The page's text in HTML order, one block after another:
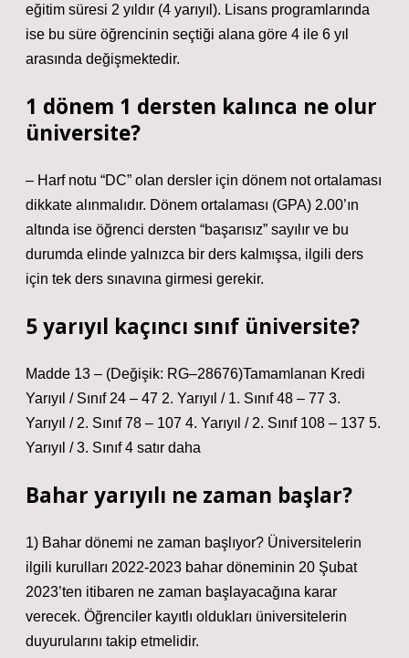
eğitim süresi 2 yıldır (4 yarıyıl). Lisans programlarında
ise bu süre öğrencinin seçtiği alana göre 4 ile 6 yıl
arasında değişmektedir.
1 dönem 1 dersten kalınca ne olur
üniversite?
– Harf notu “DC” olan dersler için dönem not ortalaması
dikkate alınmalıdır. Dönem ortalaması (GPA) 2.00’ın
altında ise öğrenci dersten “başarısız” sayılır ve bu
durumda elinde yalnızca bir ders kalmışsa, ilgili ders
için tek ders sınavına girmesi gerekir.
5 yarıyıl kaçıncı sınıf üniversite?
Madde 13 – (Değişik: RG–28676)Tamamlanan Kredi
Yarıyıl / Sınıf 24 – 47 2. Yarıyıl / 1. Sınıf 48 – 77 3.
Yarıyıl / 2. Sınıf 78 – 107 4. Yarıyıl / 2. Sınıf 108 – 137 5.
Yarıyıl / 3. Sınıf 4 satır daha
Bahar yarıyılı ne zaman başlar?
1) Bahar dönemi ne zaman başlıyor? Üniversitelerin
ilgili kurulları 2022-2023 bahar döneminin 20 Şubat
2023’ten itibaren ne zaman başlayacağına karar
verecek. Öğrenciler kayıtlı oldukları üniversitelerin
duyurularını takip etmelidir.